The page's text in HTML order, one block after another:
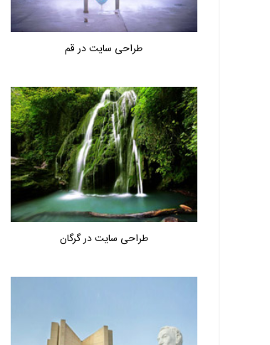
طراحی سایت در قم
طراحی سایت در گرگان